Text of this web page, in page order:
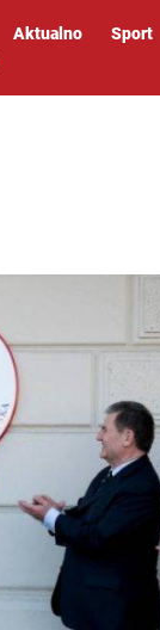
Aktualno Sport